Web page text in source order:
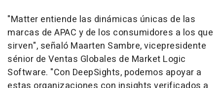
"Matter entiende las dinámicas únicas de las
marcas de APAC y de los consumidores a los que
sirven", señaló Maarten Sambre, vicepresidente
sénior de Ventas Globales de Market Logic
Software. "Con DeepSights, podemos apoyar a